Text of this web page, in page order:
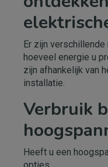
Er zijn verschillende
hoeveel energie u
zijn afhankelijk van
installatie.
Verbruik
Heeft u een